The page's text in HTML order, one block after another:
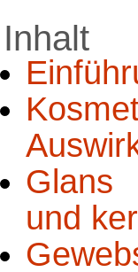
Inhalt
Glans
und